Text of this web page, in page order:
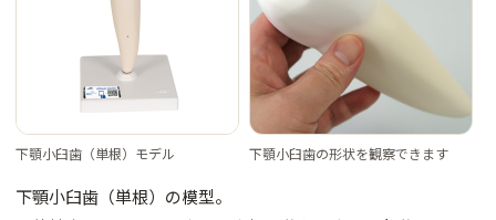
下顎小臼歯（単根）モデル 下顎小臼歯の形状を観察できます
下顎小臼歯（単根）の模型。